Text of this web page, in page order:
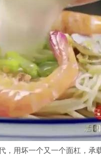
用坏一个又一个面杠，承